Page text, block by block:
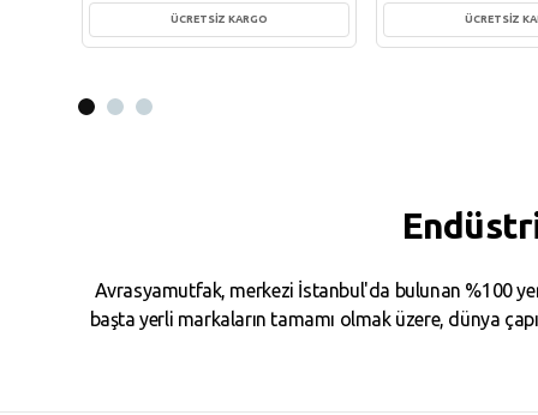
ÜCRETSİZ KARGO ÜCRETSİZ
Avrasyamutfak, merkezi İstanbul'da bulunan %100
başta yerli markaların tamamı olmak üzere, dünya